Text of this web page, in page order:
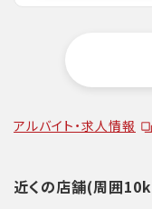
アルバイト・求人情報
近くの店舗(周囲